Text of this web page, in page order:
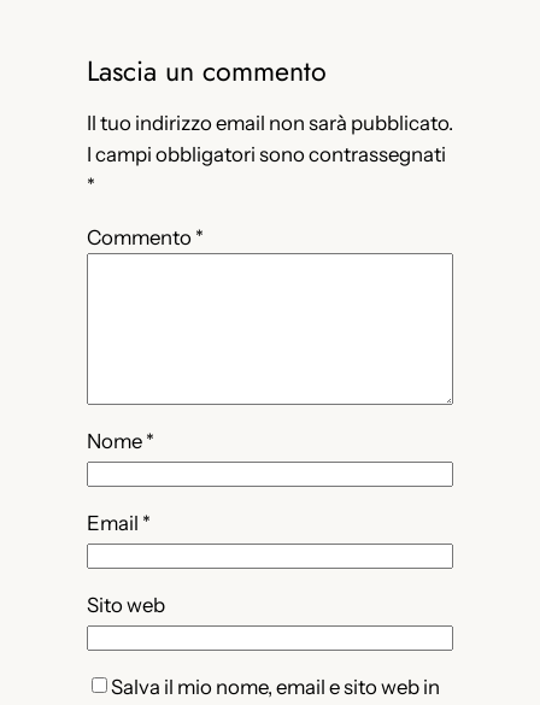
Lascia un commento
Il tuo indirizzo email non sarà pubblicato.
I campi obbligatori sono contrassegnati
*
Commento *
Nome *
Email *
Sito web
Salva il mio nome, email e sito web in